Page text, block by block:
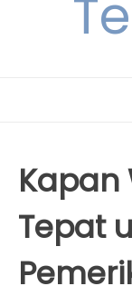
Kapan
Tepat